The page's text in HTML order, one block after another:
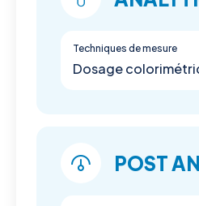
Techniques de mesure
Dosage
POST